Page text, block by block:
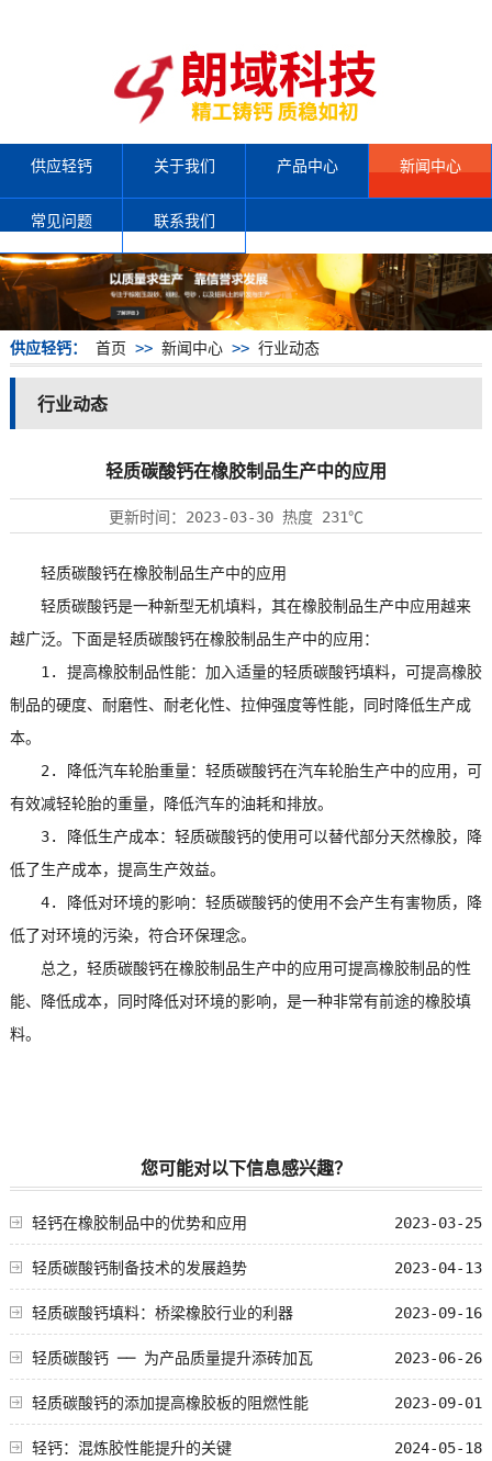
供应轻钙 关于我们 产品中心 新闻中心
常见问题 联系我们
供应轻钙： 首页 >> 新闻中心>> 行业动态
行业动态
轻质碳酸钙在橡胶制品生产中的应用
更新时间： 2023-03-30热度 231℃
轻质碳酸钙在橡胶制品生产中的应用
轻质碳酸钙是一种新型无机填料，其在橡胶制品生产中应用越来
越广泛。下面是轻质碳酸钙在橡胶制品生产中的应用：
1. 提高橡胶制品性能：加入适量的轻质碳酸钙填料，可提高橡胶
制品的硬度、耐磨性、耐老化性、拉伸强度等性能，同时降低生产成
本。
2. 降低汽车轮胎重量：轻质碳酸钙在汽车轮胎生产中的应用，可
有效减轻轮胎的重量，降低汽车的油耗和排放。
3. 降低生产成本：轻质碳酸钙的使用可以替代部分天然橡胶，降
低了生产成本，提高生产效益。
4. 降低对环境的影响：轻质碳酸钙的使用不会产生有害物质，降
低了对环境的污染，符合环保理念。
总之，轻质碳酸钙在橡胶制品生产中的应用可提高橡胶制品的性
能、降低成本，同时降低对环境的影响，是一种非常有前途的橡胶填
料。
您可能对以下信息感兴趣？
2023-03-25
轻钙在橡胶制品中的优势和应用
2023-04-13
轻质碳酸钙制备技术的发展趋势
2023-09-16
轻质碳酸钙填料：桥梁橡胶行业的利器
2023-06-26
轻质碳酸钙 ── 为产品质量提升添砖加瓦
2023-09-01
轻质碳酸钙的添加提高橡胶板的阻燃性能
2024-05-18
轻钙：混炼胶性能提升的关键